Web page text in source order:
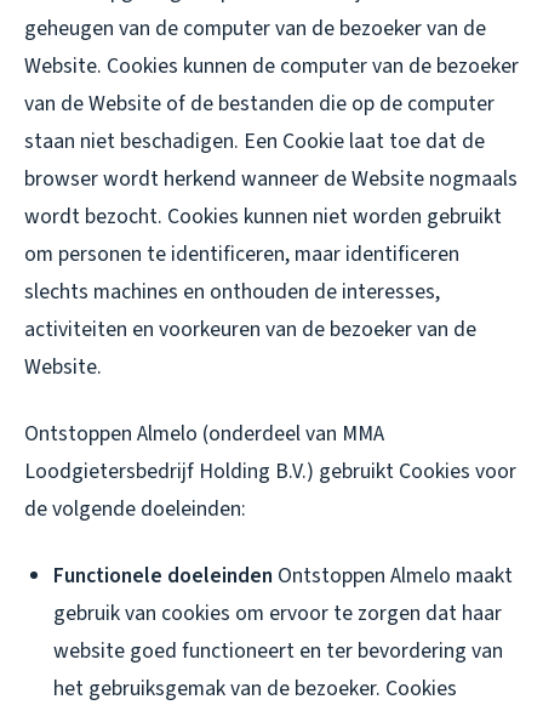
geheugen van de computer van de bezoeker van de
Website. Cookies kunnen de computer van de bezoeker
van de Website of de bestanden die op de computer
staan niet beschadigen. Een Cookie laat toe dat de
browser wordt herkend wanneer de Website nogmaals
wordt bezocht. Cookies kunnen niet worden gebruikt
om personen te identificeren, maar identificeren
slechts machines en onthouden de interesses,
activiteiten en voorkeuren van de bezoeker van de
Website.
Ontstoppen Almelo (onderdeel van MMA
Loodgietersbedrijf Holding B.V.) gebruikt Cookies voor
de volgende doeleinden:
Functionele doeleinden Ontstoppen Almelo maakt
gebruik van cookies om ervoor te zorgen dat haar
website goed functioneert en ter bevordering van
het gebruiksgemak van de bezoeker. Cookies